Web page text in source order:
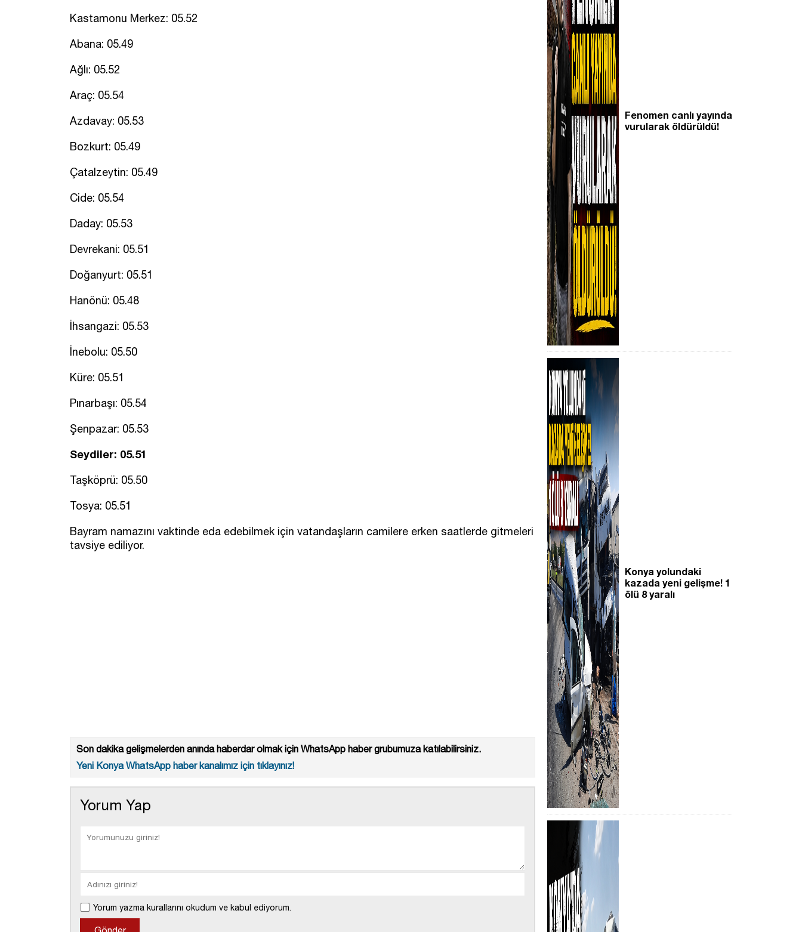
Kastamonu Merkez: 05.52
Abana: 05.49
Ağlı: 05.52
Araç: 05.54
Azdavay: 05.53
Bozkurt: 05.49
Çatalzeytin: 05.49
Cide: 05.54
Daday: 05.53
Devrekani: 05.51
Doğanyurt: 05.51
Hanönü: 05.48
İhsangazi: 05.53
İnebolu: 05.50
Küre: 05.51
Pınarbaşı: 05.54
Şenpazar: 05.53
Seydiler: 05.51
Taşköprü: 05.50
Tosya: 05.51
Bayram namazını vaktinde eda edebilmek için vatandaşların camilere erken saatlerde gitmeleri
tavsiye ediliyor.
Son dakika gelişmelerden anında haberdar olmak için WhatsApp haber grubumuza katılabilirsiniz.
Yeni Konya WhatsApp haber kanalımız için tıklayınız!
Yorum Yap
Yorum yazma kurallarını okudum ve kabul ediyorum.
Fenomen canlı yayında
vurularak öldürüldü!
Konya yolundaki
kazada yeni gelişme! 1
ölü 8 yaralı